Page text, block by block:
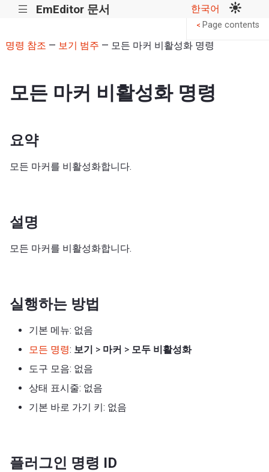
||| EmEditor 문서 한국어
명령 참조 — 보기 범주 — 모든 마커 비활성화 명령
모든 마커 비활성화 명령
요약
모든 마커를 비활성화합니다.
설명
모든 마커를 비활성화합니다.
실행하는 방법
기본 메뉴: 없음
모든 명령: 보기 > 마커 > 모두 비활성화
도구 모음: 없음
상태 표시줄: 없음
기본 바로 가기 키: 없음
플러그인 명령 ID
< Page contents